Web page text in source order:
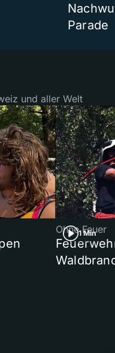
Parade
und aller Welt
1 Min
Ohne Feuer